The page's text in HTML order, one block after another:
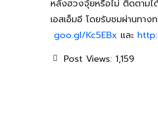
หลังฮวงจุ้ยหรือไม่ ติดตามไ
เอสเอ็มอี โดยรับชมผ่านทา
goo.gl/Kc5EBx และ
Post Views: 1,159